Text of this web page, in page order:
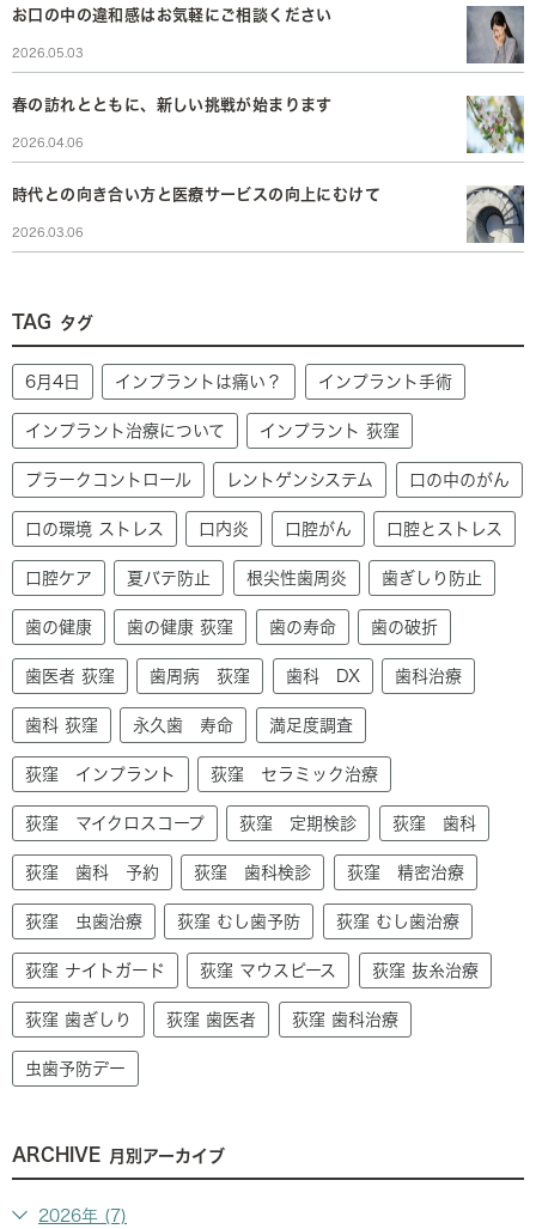
お口の中の違和感はお気軽にご相談ください
2026.05.03
春の訪れとともに、新しい挑戦が始まります
2026.04.06
時代との向き合い方と医療サービスの向上にむけて
2026.03.06
TAG タグ
6月4日 インプラントは痛い？ インプラント手術
インプラント治療について インプラント 荻窪
プラークコントロール レントゲンシステム 口の中のがん
口の環境 ストレス 口内炎 口腔がん 口腔とストレス
口腔ケア 夏バテ防止 根尖性歯周炎 歯ぎしり防止
歯の健康 歯の健康 荻窪 歯の寿命 歯の破折
歯医者 荻窪 歯周病 荻窪 歯科 DX 歯科治療
歯科 荻窪 永久歯 寿命 満足度調査
荻窪 インプラント 荻窪 セラミック治療
荻窪 マイクロスコープ 荻窪 定期検診 荻窪 歯科
荻窪 歯科 予約 荻窪 歯科検診 荻窪 精密治療
荻窪 虫歯治療 荻窪 むし歯予防 荻窪 むし歯治療
荻窪 ナイトガード 荻窪 マウスピース 荻窪 抜糸治療
荻窪 歯ぎしり 荻窪 歯医者 荻窪 歯科治療
虫歯予防デー
ARCHIVE 月別アーカイブ
2026年 (7)